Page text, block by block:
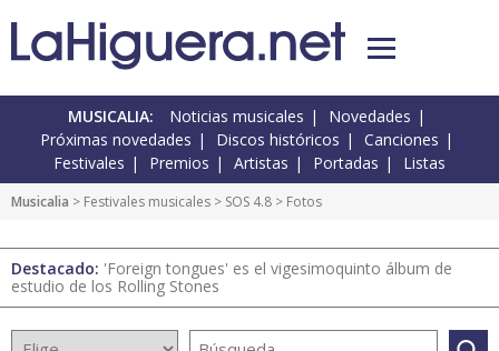
MUSICALIA: Noticias musicales
Novedades
Próximas novedades
Discos históricos
Canciones
Festivales
Premios Artistas Portadas Listas
Musicalia > Festivales musicales > SOS 4.8 > Fotos
Destacado: 'Foreign tongues' es el vigesimoquinto álbum de
estudio de los Rolling Stones